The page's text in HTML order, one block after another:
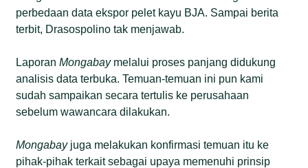
perbedaan data ekspor pelet kayu BJA. Sampai berita
terbit, Drasospolino tak menjawab.
LaporanMongabaymelalui proses panjang didukung
analisis data terbuka. Temuan-temuan ini pun kami
sudah sampaikan secara tertulis ke perusahaan
sebelum wawancara dilakukan.
Mongabayjuga melakukan konfirmasi temuan itu ke
pihak-pihak terkait sebagai upaya memenuhi prinsip